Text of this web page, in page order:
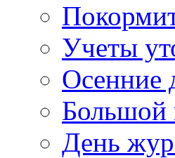
Учеты
Осенние
Большой
День